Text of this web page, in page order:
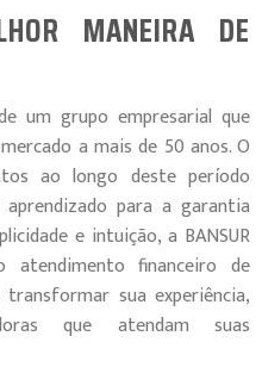
MANEIRA DE
um grupo empresarial que
a mais de 50 anos. O
ao longo deste período
para a garantia
e intuição, a BANSUR
atendimento financeiro de
sua experiência,
que atendam suas